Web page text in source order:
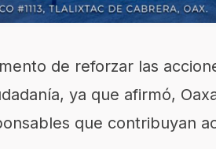
de reforzar las
ya que afirmó,
que contribuyan